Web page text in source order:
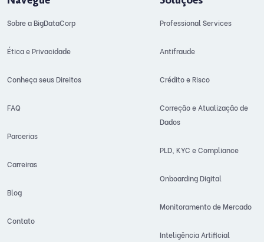
Sobre a BigDataCorp
Ética e Privacidade
Conheça seus Direitos
FAQ
Parcerias
Carreiras
Blog
Contato
Professional Services
Antifraude
Crédito e Risco
Correção e Atualização de
Dados
PLD, KYC e Compliance
Onboarding Digital
Monitoramento de Mercado
Inteligência Artificial